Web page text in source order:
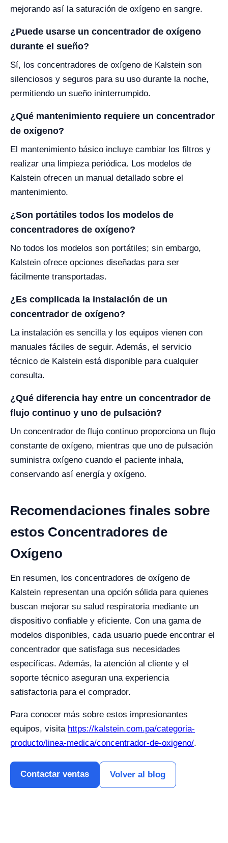
mejorando así la saturación de oxígeno en sangre.
¿Puede usarse un concentrador de oxígeno
durante el sueño?
Sí, los concentradores de oxígeno de Kalstein son
silenciosos y seguros para su uso durante la noche,
permitiendo un sueño ininterrumpido.
¿Qué mantenimiento requiere un concentrador
de oxígeno?
El mantenimiento básico incluye cambiar los filtros y
realizar una limpieza periódica. Los modelos de
Kalstein ofrecen un manual detallado sobre el
mantenimiento.
¿Son portátiles todos los modelos de
concentradores de oxígeno?
No todos los modelos son portátiles; sin embargo,
Kalstein ofrece opciones diseñadas para ser
fácilmente transportadas.
¿Es complicada la instalación de un
concentrador de oxígeno?
La instalación es sencilla y los equipos vienen con
manuales fáciles de seguir. Además, el servicio
técnico de Kalstein está disponible para cualquier
consulta.
¿Qué diferencia hay entre un concentrador de
flujo continuo y uno de pulsación?
Un concentrador de flujo continuo proporciona un flujo
constante de oxígeno, mientras que uno de pulsación
suministra oxígeno cuando el paciente inhala,
conservando así energía y oxígeno.
Recomendaciones finales sobre
estos Concentradores de
Oxígeno
En resumen, los concentradores de oxígeno de
Kalstein representan una opción sólida para quienes
buscan mejorar su salud respiratoria mediante un
dispositivo confiable y eficiente. Con una gama de
modelos disponibles, cada usuario puede encontrar el
concentrador que satisfaga sus necesidades
específicas. Además, la atención al cliente y el
soporte técnico aseguran una experiencia
satisfactoria para el comprador.
Para conocer más sobre estos impresionantes
equipos, visita https://kalstein.com.pa/categoria-
producto/linea-medica/concentrador-de-oxigeno/.
Contactar ventas Volver al blog